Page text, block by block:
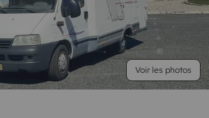
Voir les photos